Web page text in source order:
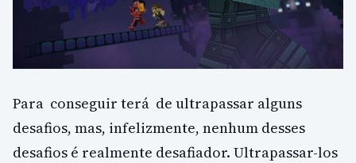
Para conseguir terá de ultrapassar alguns
desafios, mas, infelizmente, nenhum desses
desafios é realmente desafiador. Ultrapassar-los